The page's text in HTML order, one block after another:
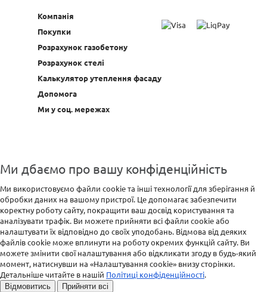
Компанія
Покупки
Розрахунок газобетону
Розрахунок стелі
Калькулятор утеплення фасаду
Допомога
Ми у соц. мережах
Ми дбаємо про вашу конфіденційність
Ми використовуємо файли cookie та інші технології для зберігання й
обробки даних на вашому пристрої. Це допомагає забезпечити
коректну роботу сайту, покращити ваш досвід користування та
аналізувати трафік. Ви можете прийняти всі файли cookie або
налаштувати їх відповідно до своїх уподобань. Відмова від деяких
файлів cookie може вплинути на роботу окремих функцій сайту. Ви
можете змінити свої налаштування або відкликати згоду в будь-який
момент, натиснувши на «Налаштування cookie» внизу сторінки.
Детальніше читайте в нашій Політиці конфіденційності.
Відмовитись Прийняти всі